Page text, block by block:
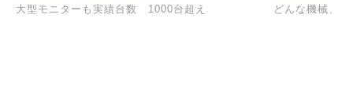
大型モニターも実績台数 1000台超え どんな機械、
『席替え』
【新年度】